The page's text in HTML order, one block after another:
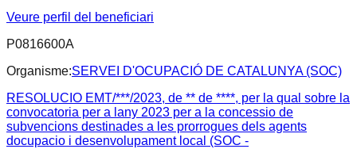
Veure perfil del beneficiari
P0816600A
Organisme:SERVEI D'OCUPACIÓ DE CATALUNYA (SOC)
RESOLUCIO EMT/***/2023, de ** de ****, per la qual sobre la
convocatoria per a lany 2023 per a la concessio de
subvencions destinades a les prorrogues dels agents
docupacio i desenvolupament local (SOC -